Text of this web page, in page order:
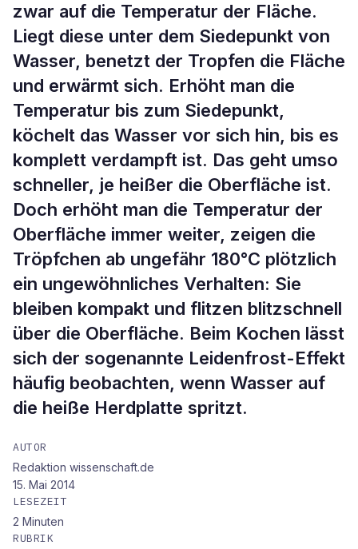
zwar auf die Temperatur der Fläche.
Liegt diese unter dem Siedepunkt von
Wasser, benetzt der Tropfen die Fläche
und erwärmt sich. Erhöht man die
Temperatur bis zum Siedepunkt,
köchelt das Wasser vor sich hin, bis es
komplett verdampft ist. Das geht umso
schneller, je heißer die Oberfläche ist.
Doch erhöht man die Temperatur der
Oberfläche immer weiter, zeigen die
Tröpfchen ab ungefähr 180°C plötzlich
ein ungewöhnliches Verhalten: Sie
bleiben kompakt und flitzen blitzschnell
über die Oberfläche. Beim Kochen lässt
sich der sogenannte Leidenfrost-Effekt
häufig beobachten, wenn Wasser auf
die heiße Herdplatte spritzt.
AUTOR
Redaktion wissenschaft.de
15. Mai 2014
LESEZEIT
2 Minuten
RUBRIK